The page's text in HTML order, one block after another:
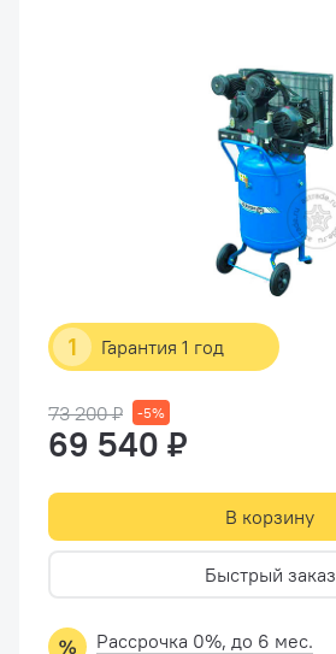
1 Гарантия 1 год
73 200 ₽ -5%
69 540 ₽
В корзину
Быстрый заказ
Рассрочка 0%, до 6 мес.